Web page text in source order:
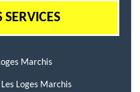
SERVICES
Marchis
Loges Marchis